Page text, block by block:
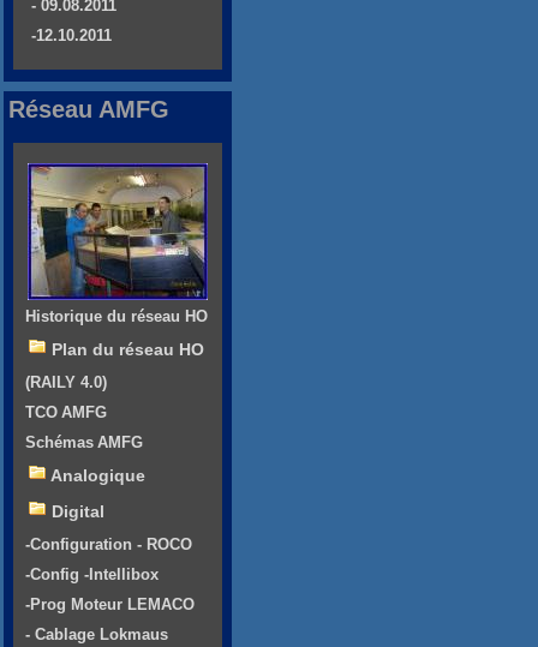
- 09.08.2011
-12.10.2011
Réseau AMFG
Historique du réseau HO
Plan du réseau HO
(RAILY 4.0)
TCO AMFG
Schémas AMFG
Analogique
Digital
-Configuration - ROCO
-Config -Intellibox
-Prog Moteur LEMACO
- Cablage Lokmaus